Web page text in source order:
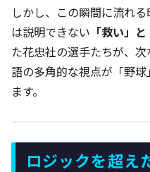
しかし、この瞬間に流れ
は説明できない 「救い」と
た花忠社の選手たちが、
語の多角的な視点が「野
ます。
ロジックを超え